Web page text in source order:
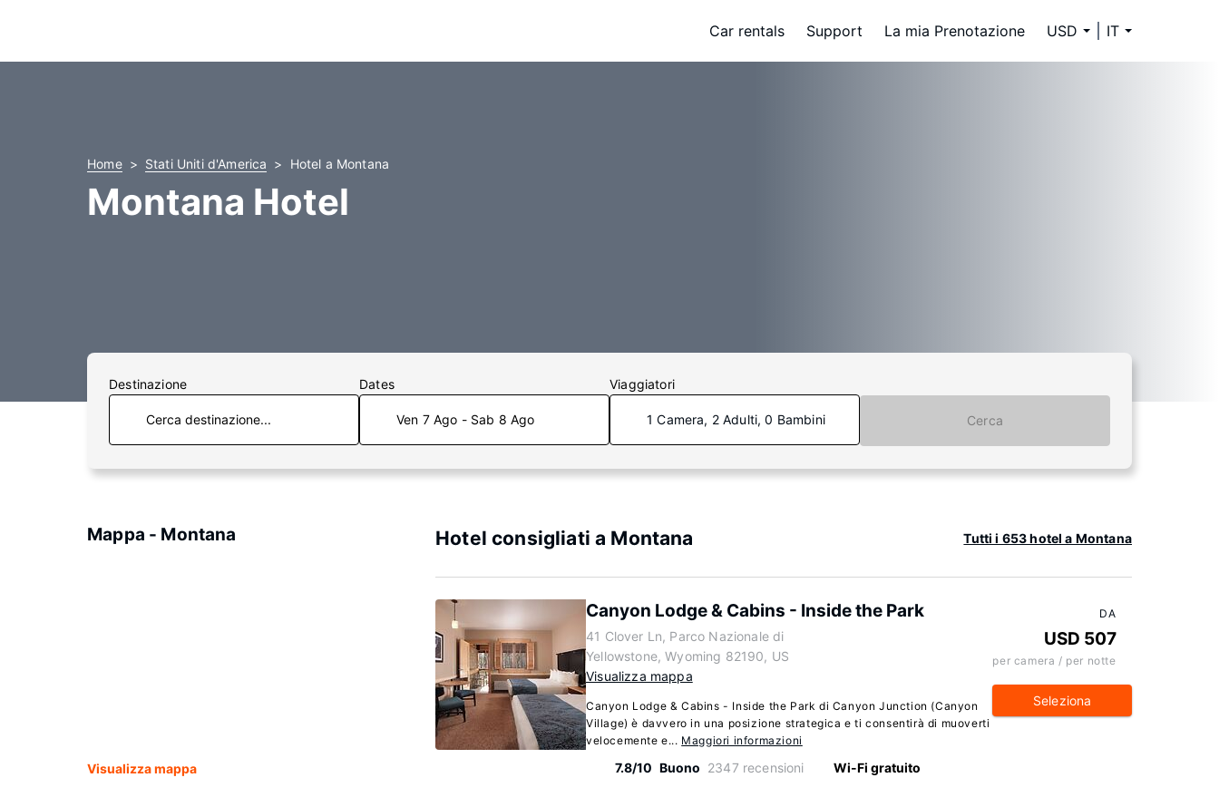
Car rentals Support La mia Prenotazione USD IT
Home Stati Uniti d'America Hotel a Montana
Montana Hotel
Destinazione Dates
Ven 7 Ago - Sab 8 Ago
Viaggiatori
1 Camera, 2 Adulti, 0 Bambini Cerca
Mappa - Montana
Visualizza mappa
Hotel consigliati a Montana Tutti i 653 hotel a Montana
Canyon Lodge & Cabins - Inside the Park
41 Clover Ln, Parco Nazionale di
Yellowstone, Wyoming 82190, US
Visualizza mappa
Canyon Lodge & Cabins - Inside the Park di Canyon Junction (Canyon
Village) è davvero in una posizione strategica e ti consentirà di muoverti
velocemente e... Maggiori informazioni
7.8/10 Buono 2347 recensioni Wi-Fi gratuito
DA
USD 507
per camera / per notte
Seleziona